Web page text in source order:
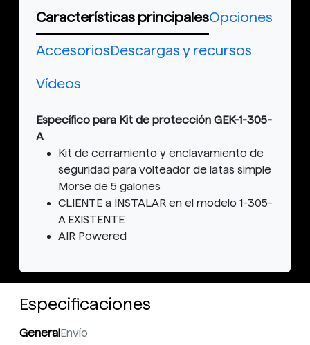
Características principalesOpciones
AccesoriosDescargas y recursos
Vídeos
Específico para Kit de protección GEK-1-305-
A
Kit de cerramiento y enclavamiento de
seguridad para volteador de latas simple
Morse de 5 galones
CLIENTE a INSTALAR en el modelo 1-305-
A EXISTENTE
AIR Powered
Especificaciones
GeneralEnvío